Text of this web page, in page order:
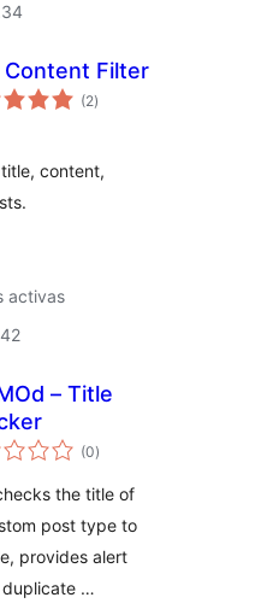
Content Filter
(2total
de
)
content,
activas
– Title
(0total
de
)
the title of
post type to
provides alert
duplicate …